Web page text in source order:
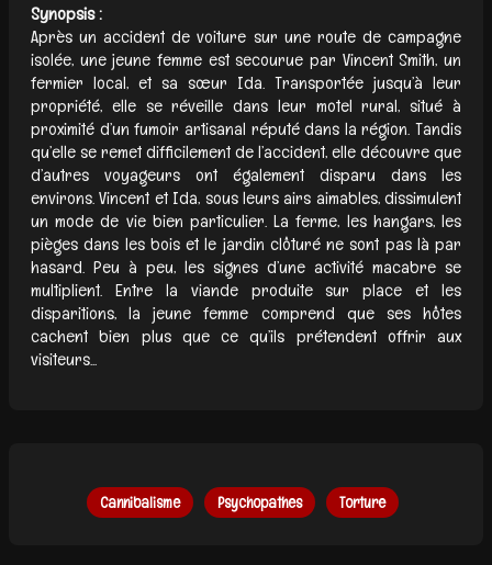
Synopsis :
Après un accident de voiture sur une route de campagne
isolée, une jeune femme est secourue par Vincent Smith, un
fermier local, et sa sœur Ida. Transportée jusqu’à leur
propriété, elle se réveille dans leur motel rural, situé à
proximité d’un fumoir artisanal réputé dans la région. Tandis
qu’elle se remet difficilement de l’accident, elle découvre que
d’autres voyageurs ont également disparu dans les
environs. Vincent et Ida, sous leurs airs aimables, dissimulent
un mode de vie bien particulier. La ferme, les hangars, les
pièges dans les bois et le jardin clôturé ne sont pas là par
hasard. Peu à peu, les signes d’une activité macabre se
multiplient. Entre la viande produite sur place et les
disparitions, la jeune femme comprend que ses hôtes
cachent bien plus que ce qu’ils prétendent offrir aux
visiteurs...
Cannibalisme Psychopathes Torture